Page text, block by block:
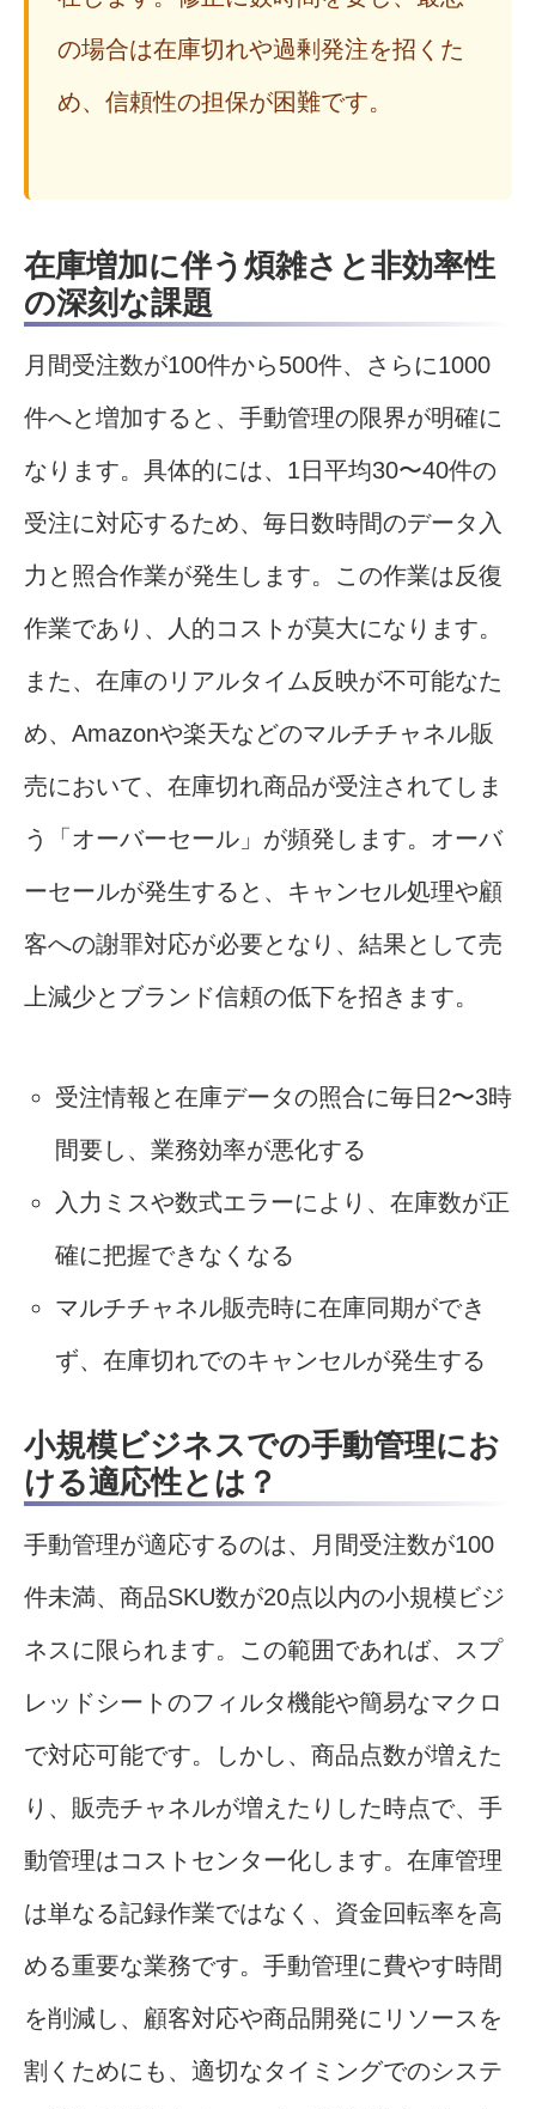
の場合は在庫切れや過剰発注を招くた
め、信頼性の担保が困難です。
在庫増加に伴う煩雑さと非効率性
の深刻な課題
月間受注数が100件から500件、さらに1000
件へと増加すると、手動管理の限界が明確に
なります。具体的には、1日平均30〜40件の
受注に対応するため、毎日数時間のデータ入
力と照合作業が発生します。この作業は反復
作業であり、人的コストが莫大になります。
また、在庫のリアルタイム反映が不可能なた
め、Amazonや楽天などのマルチチャネル販
売において、在庫切れ商品が受注されてしま
う「オーバーセール」が頻発します。オーバ
ーセールが発生すると、キャンセル処理や顧
客への謝罪対応が必要となり、結果として売
上減少とブランド信頼の低下を招きます。
受注情報と在庫データの照合に毎日2〜3時
間要し、業務効率が悪化する
入力ミスや数式エラーにより、在庫数が正
確に把握できなくなる
マルチチャネル販売時に在庫同期ができ
ず、在庫切れでのキャンセルが発生する
小規模ビジネスでの手動管理にお
ける適応性とは？
手動管理が適応するのは、月間受注数が100
件未満、商品SKU数が20点以内の小規模ビジ
ネスに限られます。この範囲であれば、スプ
レッドシートのフィルタ機能や簡易なマクロ
で対応可能です。しかし、商品点数が増えた
り、販売チャネルが増えたりした時点で、手
動管理はコストセンター化します。在庫管理
は単なる記録作業ではなく、資金回転率を高
める重要な業務です。手動管理に費やす時間
を削減し、顧客対応や商品開発にリソースを
割くためにも、適切なタイミングでのシステ